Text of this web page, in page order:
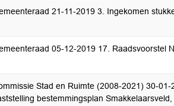
21-11-2019 3. Ingekomen
05-12-2019 17. Raadsvoorstel
Stad en Ruimte (2008-2021) 30-
bestemmingsplan